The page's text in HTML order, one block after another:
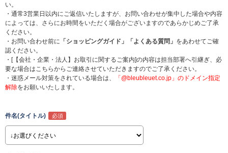
い。
・通常3営業日以内にご返信いたしますが、お問い合わせが集中した場合や内容
によっては、さらにお時間をいただく場合がございますのであらかじめご了承
ください。
・お問い合わせ前に 「ショッピングガイド」 「よくある質問」 をあわせてご確
認ください。
・[【会社・企業・法人】お取引に関するご案内]の内容は担当部署へ引継ぎ、必
要な場合はこちらからご連絡させていただきますのでご了承ください。
・迷惑メール対策をされている場合は、
「@bleubleuet.co.jp」のドメイン指定
解除をお願いいたします。
件名(タイトル)